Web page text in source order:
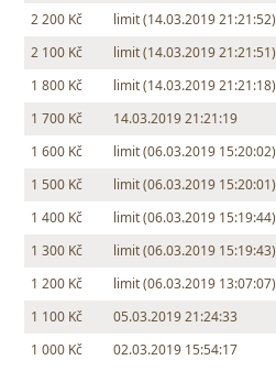
2 200 Kč
limit (14.03.2019 21:21:52)
2 100 Kč
limit (14.03.2019 21:21:51)
1 800 Kč
limit (14.03.2019 21:21:18)
1 700 Kč
14.03.2019 21:21:19
1 600 Kč
limit (06.03.2019 15:20:02)
1 500 Kč
limit (06.03.2019 15:20:01)
1 400 Kč
limit (06.03.2019 15:19:44)
1 300 Kč
limit (06.03.2019 15:19:43)
1 200 Kč
limit (06.03.2019 13:07:07)
1 100 Kč
05.03.2019 21:24:33
1 000 Kč
02.03.2019 15:54:17